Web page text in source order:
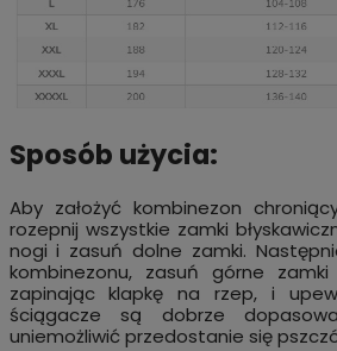
Sposób użycia:
Aby założyć kombinezon
rozepnij wszystkie zamki
nogi i zasuń dolne zamki.
kombinezonu, zasuń górne
zapinając klapkę na rzep, i
ściągacze są dobrze
uniemożliwić przedostanie się